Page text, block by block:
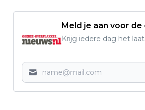
Meld je aan voor
Krijg iedere dag het